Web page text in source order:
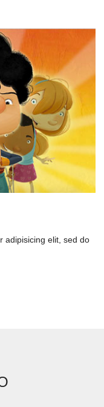
adipisicing elit, sed do